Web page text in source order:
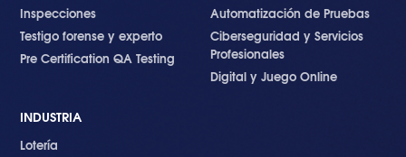
Inspecciones
Testigo forense y experto
Pre Certification QA Testing
Automatización de Pruebas
Ciberseguridad y Servicios
Profesionales
Digital y Juego Online
INDUSTRIA
Lotería